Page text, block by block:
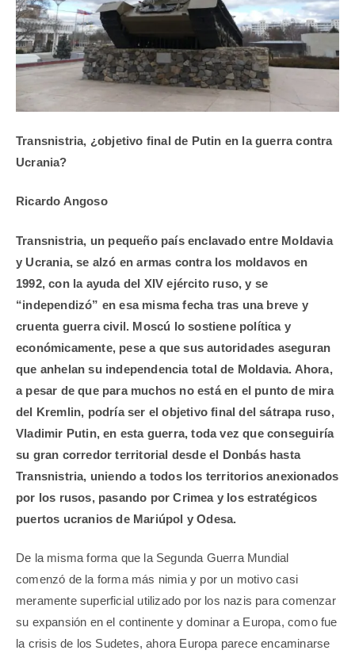
Transnistria, ¿objetivo final de Putin en la guerra contra
Ucrania?
Ricardo Angoso
Transnistria, un pequeño país enclavado entre Moldavia
y Ucrania, se alzó en armas contra los moldavos en
1992, con la ayuda del XIV ejército ruso, y se
“independizó” en esa misma fecha tras una breve y
cruenta guerra civil. Moscú lo sostiene política y
económicamente, pese a que sus autoridades aseguran
que anhelan su independencia total de Moldavia. Ahora,
a pesar de que para muchos no está en el punto de mira
del Kremlin, podría ser el objetivo final del sátrapa ruso,
Vladimir Putin, en esta guerra, toda vez que conseguiría
su gran corredor territorial desde el Donbás hasta
Transnistria, uniendo a todos los territorios anexionados
por los rusos, pasando por Crimea y los estratégicos
puertos ucranios de Mariúpol y Odesa.
De la misma forma que la Segunda Guerra Mundial
comenzó de la forma más nimia y por un motivo casi
meramente superficial utilizado por los nazis para comenzar
su expansión en el continente y dominar a Europa, como fue
la crisis de los Sudetes, ahora Europa parece encaminarse